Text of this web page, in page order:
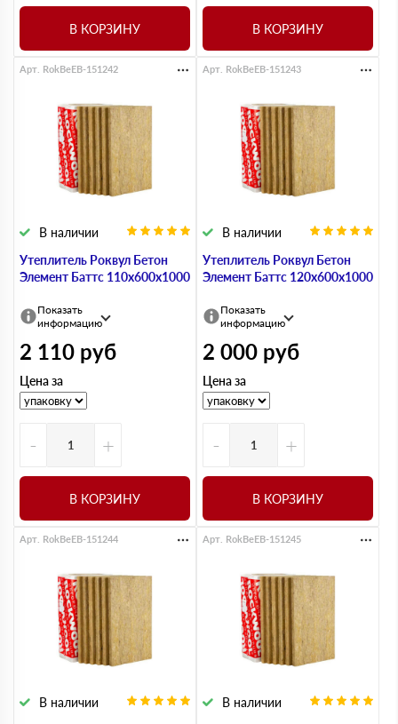
В КОРЗИНУ В КОРЗИНУ
Утеплитель Роквул Бетон
Элемент Баттс 110х600х1000
В наличии
Арт. RokBeEB-151242
Показать
информацию
2 110 руб
Цена за
- +
В КОРЗИНУ
Утеплитель Роквул Бетон
Элемент Баттс 120х600х1000
В наличии
Арт. RokBeEB-151243
Показать
информацию
2 000 руб
Цена за
- +
В КОРЗИНУ
В наличии
Арт. RokBeEB-151244
В наличии
Арт. RokBeEB-151245